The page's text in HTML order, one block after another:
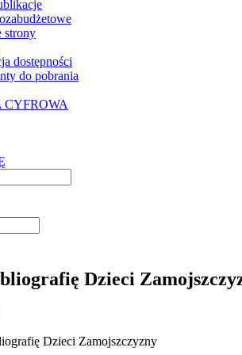
strony
dostępności
do pobrania
Dzieci
Dzieci Zamojszczyzny